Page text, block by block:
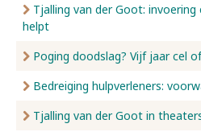
Tjalling van der Goot:
helpt
Poging doodslag? Vijf jaar cel
Bedreiging hulpverleners:
Tjalling van der Goot in